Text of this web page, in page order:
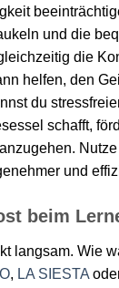
und die
die
helfen, den
du
schafft,
und
beim
langsam. Wie
, LA SIESTA